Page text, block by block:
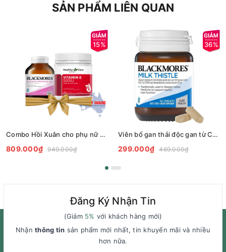
SẢN PHẨM LIÊN QUAN
15%
Combo Hồi Xuân cho phụ nữ u40+ và sau sinh (Blackmores Anh Thảo + Vitamin E Healthy care)
809.000₫ 949.000₫
36%
Viên bổ gan thải độc gan từ CÂY KẾ SỮA ÚC - Blackmores Milk Thistle 42 viên
299.000₫ 469.000₫
Đăng Ký Nhận Tin
(Giảm 5% với khách hàng mới)
Nhậnthông tin sản phẩm mới nhất, tin khuyến mãi và nhiều
hơn nữa.